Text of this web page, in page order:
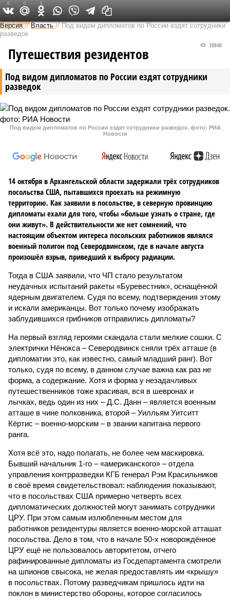
Федеральный выпуск
Версия //Власть //Под видом дипломатов по России ездят сотрудники
разведок
Под видом дипломатов по России ездят сотрудники
разведок
10840
Путешествия резидентов
Под видом дипломатов по России ездят сотрудники разведок. фото: РИА
Новости
14 октября в Архангельской области задержали трёх сотрудников
посольства США, пытавшихся проехать на режимную
территорию. Как заявили в посольстве, в северную провинцию
дипломаты ехали для того, чтобы «больше узнать о стране, где
они живут». В действительности же нет сомнений, что
настоящим объектом интереса посольских работников являлся
военный полигон под Северодвинском, где в начале августа
произошёл взрыв, приведший к выбросу радиации.
Тогда в США заявили, что ЧП стало результатом
неудачных испытаний ракеты «Буревестник», оснащённой
ядерным двигателем. Судя по всему, подтверждения этому
и искали американцы. Вот только почему изображать
заблудившихся грибников отправились дипломаты?
На первый взгляд героями скандала стали мелкие сошки. С
электрички Нёнокса – Северо­двинск сняли трёх атташе (в
дипломатии это, как известно, самый младший ранг). Вот
только, судя по всему, в данном случае важна как раз не
форма, а содержание. Хотя и форма у незадачливых
путешественников тоже красивая, вся в шевронах и
лычках, ведь один из них – Д.С. Данн – является военным
атташе в чине полковника, второй – Уилльям Уитситт
Кёртис – военно-морским – в звании капитана первого
ранга.
Хотя всё это, надо полагать, не более чем маскировка.
Бывший начальник 1-го – «американского» – отдела
управления контрразведки КГБ генерал Рэм Красильников
в своё время свидетельствовал: наблюдения показывают,
что в посольствах США примерно четверть всех
дипломатических должностей могут занимать сотрудники
ЦРУ. При этом самым излюбленным местом для
работников резидентуры является военно-морской атташат
посольства. Дело в том, что в начале 50-х новорождённое
ЦРУ ещё не пользовалось авторитетом, отчего
рафинированные дипломаты из Госдепартамента смотрели
на шпионов свысока, не желая предоставлять им «крышу»
в посольствах. Потому разведчикам пришлось идти на
поклон в министерство обороны, которое согласилось
0 0 3